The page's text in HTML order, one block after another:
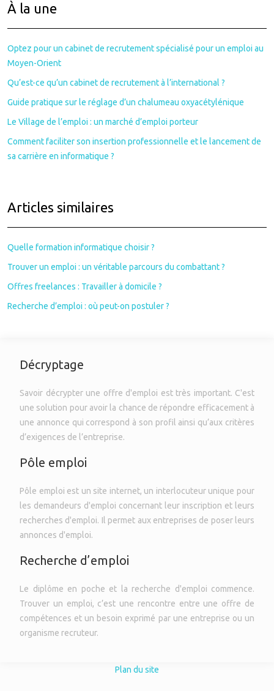
À la une
Optez pour un cabinet de recrutement spécialisé pour un emploi au
Moyen-Orient
Qu’est-ce qu’un cabinet de recrutement à l’international ?
Guide pratique sur le réglage d’un chalumeau oxyacétylénique
Le Village de l’emploi : un marché d’emploi porteur
Comment faciliter son insertion professionnelle et le lancement de
sa carrière en informatique ?
Articles similaires
Quelle formation informatique choisir ?
Trouver un emploi : un véritable parcours du combattant ?
Offres freelances : Travailler à domicile ?
Recherche d’emploi : où peut-on postuler ?
Décryptage
Savoir décrypter une offre d'emploi est très important. C'est
une solution pour avoir la chance de répondre efficacement à
une annonce qui correspond à son profil ainsi qu’aux critères
d’exigences de l’entreprise.
Pôle emploi
Pôle emploi est un site internet, un interlocuteur unique pour
les demandeurs d'emploi concernant leur inscription et leurs
recherches d'emploi. Il permet aux entreprises de poser leurs
annonces d'emploi.
Recherche d’emploi
Le diplôme en poche et la recherche d'emploi commence.
Trouver un emploi, c’est une rencontre entre une offre de
compétences et un besoin exprimé par une entreprise ou un
organisme recruteur.
Plan du site